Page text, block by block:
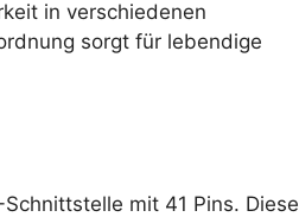
in verschiedenen
sorgt für lebendige
mit 41 Pins. Diese